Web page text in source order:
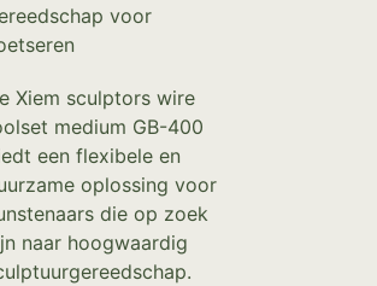
voor
Xiem sculptors wire
medium GB-400
een flexibele en
oplossing voor
die op zoek
naar hoogwaardig